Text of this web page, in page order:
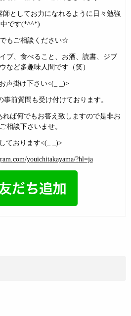
としてお力になれるように日々勉強
中です(*^^*)
もご相談ください☆
ブ、食べること、お酒、読書、ジブ
など多趣味人間です（笑）
声掛け下さい<(_ _)>
前質問も受け付けております。
ば何でもお答え致しますので是非お
相談下さいませ。
ております<(_ _)>
youichitakayama/?hl=ja